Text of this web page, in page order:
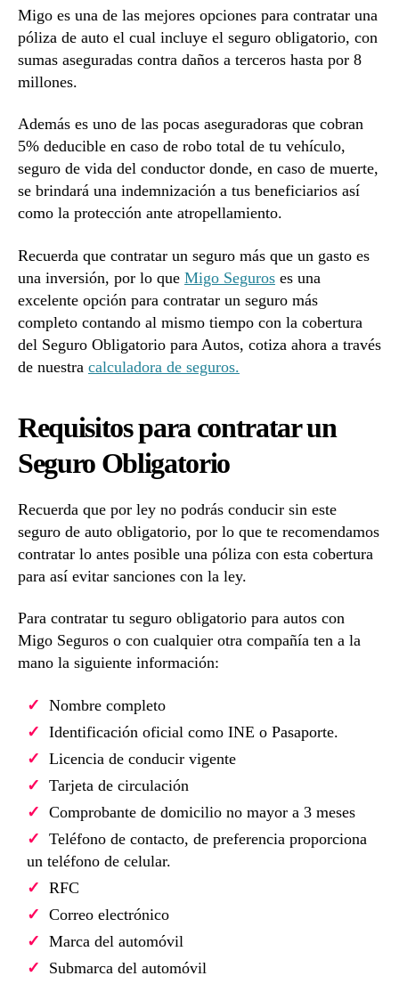
Migo es una de las mejores opciones para contratar una
póliza de auto el cual incluye el seguro obligatorio, con
sumas aseguradas contra daños a terceros hasta por 8
millones.
Además es uno de las pocas aseguradoras que cobran
5% deducible en caso de robo total de tu vehículo,
seguro de vida del conductor donde, en caso de muerte,
se brindará una indemnización a tus beneficiarios así
como la protección ante atropellamiento.
Recuerda que contratar un seguro más que un gasto es
una inversión, por lo que Migo Seguros es una
excelente opción para contratar un seguro más
completo contando al mismo tiempo con la cobertura
del Seguro Obligatorio para Autos, cotiza ahora a través
de nuestra calculadora de seguros.
Requisitos para contratar un
Seguro Obligatorio
Recuerda que por ley no podrás conducir sin este
seguro de auto obligatorio, por lo que te recomendamos
contratar lo antes posible una póliza con esta cobertura
para así evitar sanciones con la ley.
Para contratar tu seguro obligatorio para autos con
Migo Seguros o con cualquier otra compañía ten a la
mano la siguiente información:
Nombre completo
Identificación oficial como INE o Pasaporte.
Licencia de conducir vigente
Tarjeta de circulación
Comprobante de domicilio no mayor a 3 meses
Teléfono de contacto, de preferencia proporciona
un teléfono de celular.
RFC
Correo electrónico
Marca del automóvil
Submarca del automóvil